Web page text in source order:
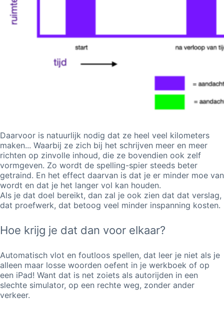
Daarvoor is natuurlijk nodig dat ze heel veel kilometers
maken... Waarbij ze zich bij het schrijven meer en meer
richten op zinvolle inhoud, die ze bovendien ook zelf
vormgeven. Zo wordt de spelling-spier steeds beter
getraind. En het effect daarvan is dat je er minder moe van
wordt en dat je het langer vol kan houden.
Als je dat doel bereikt, dan zal je ook zien dat dat verslag,
dat proefwerk, dat betoog veel minder inspanning kosten.
Hoe krijg je dat dan voor elkaar?
Automatisch vlot en foutloos spellen, dat leer je niet als je
alleen maar losse woorden oefent in je werkboek of op
een iPad! Want dat is net zoiets als autorijden in een
slechte simulator, op een rechte weg, zonder ander
verkeer.